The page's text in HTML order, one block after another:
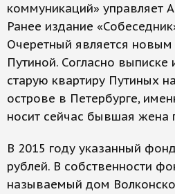
коммуникаций» управляет
Ранее издание
Очеретный является
Путиной. Согласно выписке
старую квартиру Путиных
острове в Петербурге,
носит сейчас бывшая жена
В 2015 году указанный
рублей. В собственности
называемый дом